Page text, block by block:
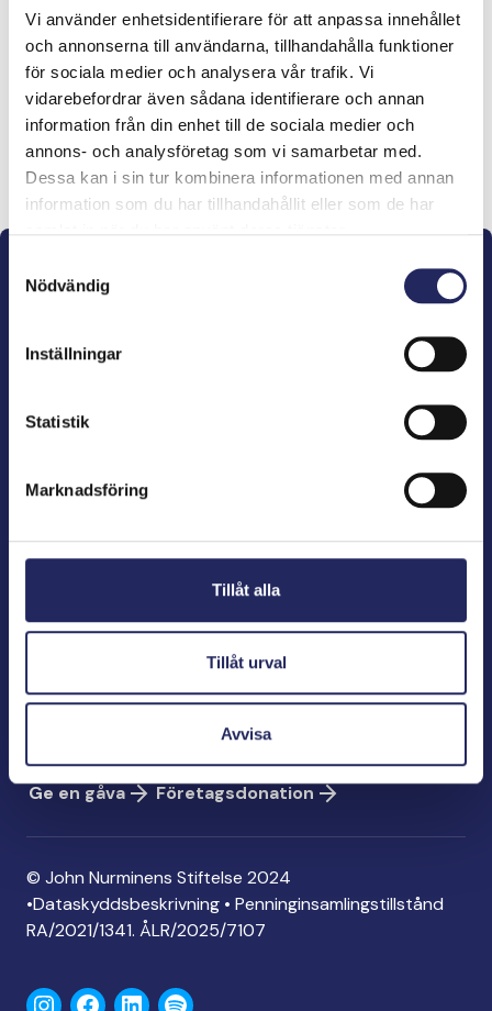
Vi använder enhetsidentifierare för att anpassa innehållet
och annonserna till användarna, tillhandahålla funktioner
för sociala medier och analysera vår trafik. Vi
vidarebefordrar även sådana identifierare och annan
information från din enhet till de sociala medier och
annons- och analysföretag som vi samarbetar med.
Dessa kan i sin tur kombinera informationen med annan
information som du har tillhandahållit eller som de har
Nödvändig
Inställningar
Statistik
Marknadsföring
Tillåt alla
Tillåt urval
Avvisa
Tiimille tehdyt
lahjoitukset
Lahjoita ja liity tähän tiimiin
kulturens väktare och utgivare av marin litteratur.
Bölegatan 2
00240 Helsingfors
Kontaktinformation
Ge en gåva
Ge en gåva
Företagsdonation
© John Nurminens Stiftelse 2024
•Dataskyddsbeskrivning • Penninginsamlingstillstånd
RA/2021/1341. ÅLR/2025/7107